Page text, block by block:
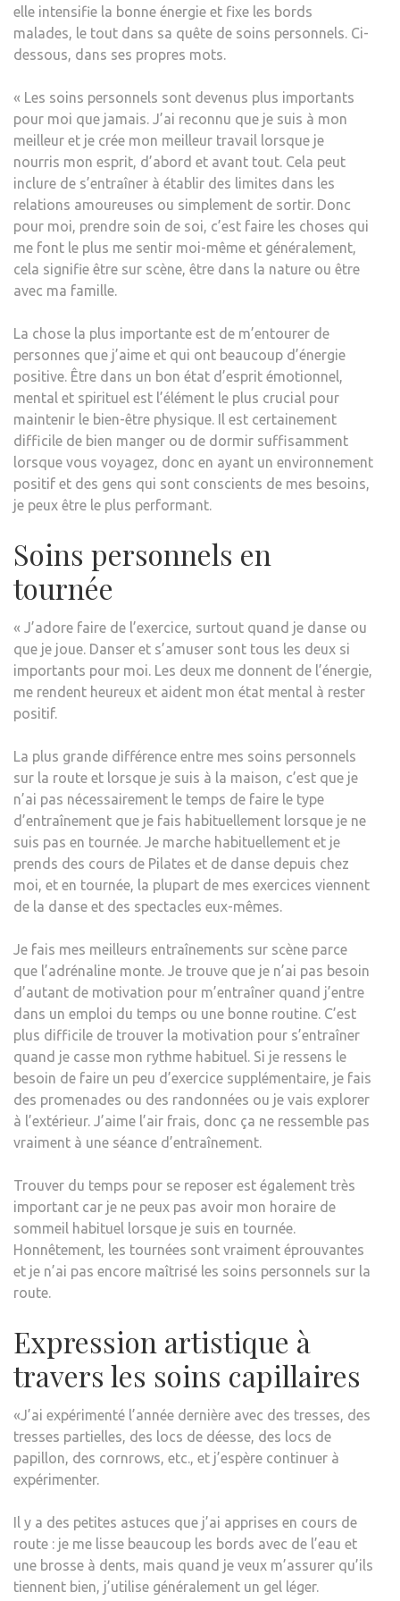
elle intensifie la bonne énergie et fixe les bords
malades, le tout dans sa quête de soins personnels. Ci-
dessous, dans ses propres mots.
« Les soins personnels sont devenus plus importants
pour moi que jamais. J’ai reconnu que je suis à mon
meilleur et je crée mon meilleur travail lorsque je
nourris mon esprit, d’abord et avant tout. Cela peut
inclure de s’entraîner à établir des limites dans les
relations amoureuses ou simplement de sortir. Donc
pour moi, prendre soin de soi, c’est faire les choses qui
me font le plus me sentir moi-même et généralement,
cela signifie être sur scène, être dans la nature ou être
avec ma famille.
La chose la plus importante est de m’entourer de
personnes que j’aime et qui ont beaucoup d’énergie
positive. Être dans un bon état d’esprit émotionnel,
mental et spirituel est l’élément le plus crucial pour
maintenir le bien-être physique. Il est certainement
difficile de bien manger ou de dormir suffisamment
lorsque vous voyagez, donc en ayant un environnement
positif et des gens qui sont conscients de mes besoins,
je peux être le plus performant.
Soins personnels en
tournée
« J’adore faire de l’exercice, surtout quand je danse ou
que je joue. Danser et s’amuser sont tous les deux si
importants pour moi. Les deux me donnent de l’énergie,
me rendent heureux et aident mon état mental à rester
positif.
La plus grande différence entre mes soins personnels
sur la route et lorsque je suis à la maison, c’est que je
n’ai pas nécessairement le temps de faire le type
d’entraînement que je fais habituellement lorsque je ne
suis pas en tournée. Je marche habituellement et je
prends des cours de Pilates et de danse depuis chez
moi, et en tournée, la plupart de mes exercices viennent
de la danse et des spectacles eux-mêmes.
Je fais mes meilleurs entraînements sur scène parce
que l’adrénaline monte. Je trouve que je n’ai pas besoin
d’autant de motivation pour m’entraîner quand j’entre
dans un emploi du temps ou une bonne routine. C’est
plus difficile de trouver la motivation pour s’entraîner
quand je casse mon rythme habituel. Si je ressens le
besoin de faire un peu d’exercice supplémentaire, je fais
des promenades ou des randonnées ou je vais explorer
à l’extérieur. J’aime l’air frais, donc ça ne ressemble pas
vraiment à une séance d’entraînement.
Trouver du temps pour se reposer est également très
important car je ne peux pas avoir mon horaire de
sommeil habituel lorsque je suis en tournée.
Honnêtement, les tournées sont vraiment éprouvantes
et je n’ai pas encore maîtrisé les soins personnels sur la
route.
Expression artistique à
travers les soins capillaires
«J’ai expérimenté l’année dernière avec des tresses, des
tresses partielles, des locs de déesse, des locs de
papillon, des cornrows, etc., et j’espère continuer à
expérimenter.
Il y a des petites astuces que j’ai apprises en cours de
route : je me lisse beaucoup les bords avec de l’eau et
une brosse à dents, mais quand je veux m’assurer qu’ils
tiennent bien, j’utilise généralement un gel léger.